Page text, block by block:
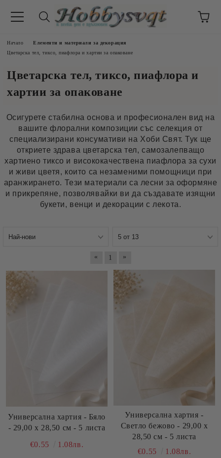
Начало
Елементи и материали за декорация
Цветарска тел, тиксо, пиафлора и хартии за опаковане
Цветарска тел, тиксо, пиафлора и
хартии за опаковане
Осигурете стабилна основа и професионален вид на
вашите флорални композиции със селекция от
специализирани консумативи на Хоби Свят. Тук ще
откриете здрава цветарска тел, самозалепващо
хартиено тиксо и висококачествена пиафлора за сухи
и живи цветя, които са незаменими помощници при
аранжирането. Тези материали са лесни за оформяне
и прикрепяне, позволявайки ви да създавате изящни
букети, венци и декорации с лекота.
« 1 »
Универсална хартия - Бяло
- 29,00 х 28,50 см - 5 листа
€0.55 1.08лв.
Универсална хартия -
Светло бежово - 29,00 х
28,50 см - 5 листа
€0.55
1.08лв.